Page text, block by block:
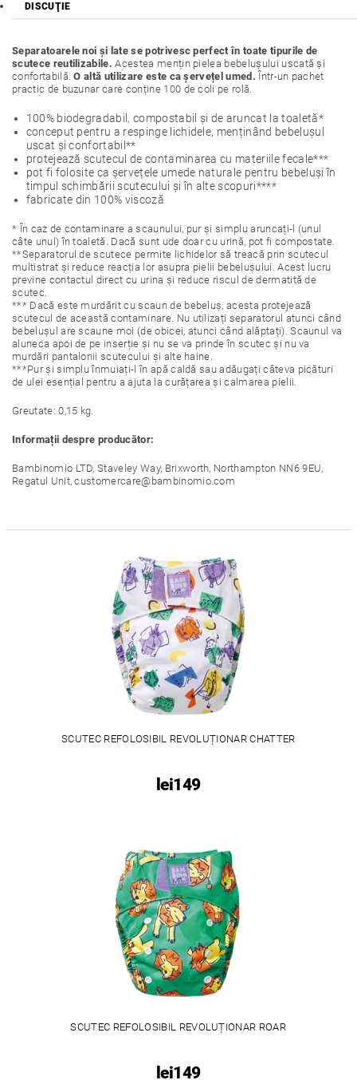
DISCUŢIE
Separatoarele noi și late se potrivesc perfect în toate tipurile de
scutece reutilizabile. Acestea mențin pielea bebelușului uscată și
confortabilă.O altă utilizare este ca șervețel umed. Într-un pachet
practic de buzunar care conține 100 de coli pe rolă.
100% biodegradabil, compostabil și de aruncat la toaletă*
conceput pentru a respinge lichidele, menținând bebelușul
uscat și confortabil**
protejează scutecul de contaminarea cu materiile fecale***
pot fi folosite ca șervețele umede naturale pentru bebeluși în
timpul schimbării scutecului și în alte scopuri****
fabricate din 100% viscoză
* În caz de contaminare a scaunului, pur și simplu aruncați-l (unul
câte unul) în toaletă. Dacă sunt ude doar cu urină, pot fi compostate.
**Separatorul de scutece permite lichidelor să treacă prin scutecul
multistrat și reduce reacția lor asupra pielii bebelușului. Acest lucru
previne contactul direct cu urina și reduce riscul de dermatită de
scutec.
*** Dacă este murdărit cu scaun de bebeluș, acesta protejează
scutecul de această contaminare. Nu utilizați separatorul atunci când
bebelușul are scaune moi (de obicei, atunci când alăptați). Scaunul va
aluneca apoi de pe inserție și nu se va prinde în scutec și nu va
murdări pantalonii scutecului și alte haine.
***Pur și simplu înmuiați-l în apă caldă sau adăugați câteva picături
de ulei esențial pentru a ajuta la curățarea și calmarea pielii.
Greutate: 0,15 kg.
Informații despre producător:
Bambinomio LTD, Staveley Way, Brixworth, Northampton NN6 9EU,
Regatul Unit, customercare@bambinomio.com
SCUTEC REFOLOSIBIL REVOLUȚIONAR CHATTER
lei149
SCUTEC REFOLOSIBIL REVOLUȚIONAR ROAR
lei149